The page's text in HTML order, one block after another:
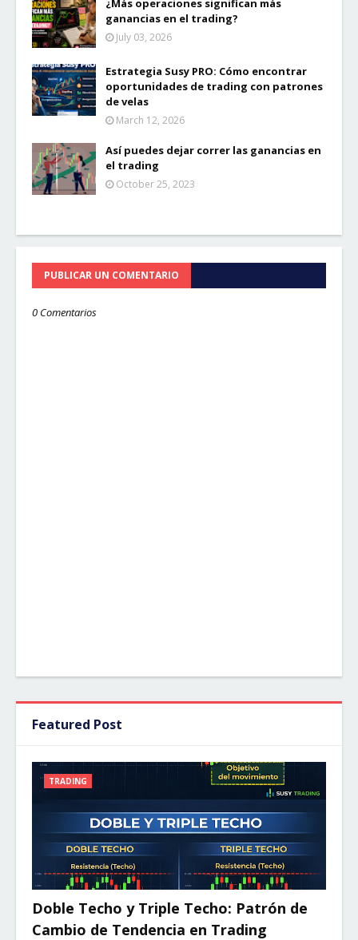
¿Más operaciones significan más
ganancias en el trading?
July 03, 2026
Estrategia Susy PRO: Cómo encontrar
oportunidades de trading con patrones
de velas
March 12, 2026
Así puedes dejar correr las ganancias en
el trading
October 25, 2023
PUBLICAR UN COMENTARIO
0 Comentarios
Featured Post
TRADING
Doble Techo y Triple Techo: Patrón de
Cambio de Tendencia en Trading